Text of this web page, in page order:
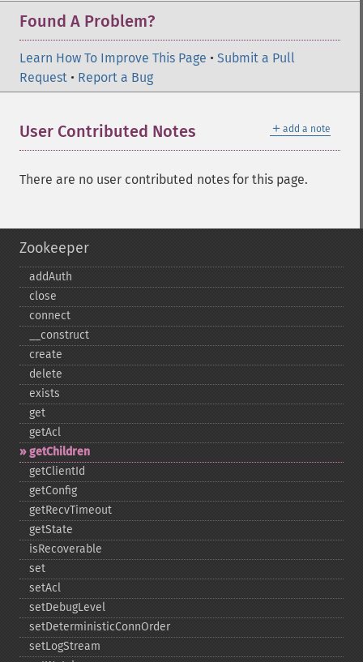
Found A Problem?
Learn How To Improve This Page • Submit a Pull
Request • Report a Bug
＋ add a note
User Contributed Notes
There are no user contributed notes for this page.
Zookeeper
addAuth
close
connect
_​_​construct
create
delete
exists
get
getAcl
getChildren
getClientId
getConfig
getRecvTimeout
getState
isRecoverable
set
setAcl
setDebugLevel
setDeterministicConnOrder
setLogStream